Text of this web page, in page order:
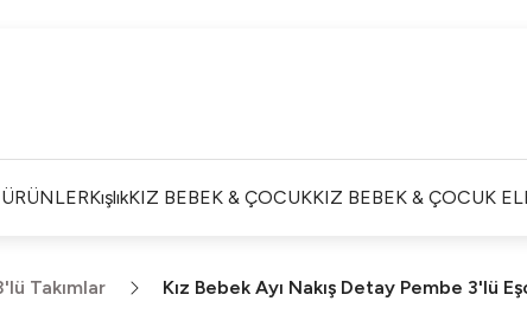
Satışlarımız Toptandır !. Minumum 20 Seridir !. Toptan
KışlıkKIZ BEBEK & ÇOCUKKIZ BEBEK & ÇOCUK
Takımlar Kız Bebek Ayı Nakış Detay Pembe 3'lü